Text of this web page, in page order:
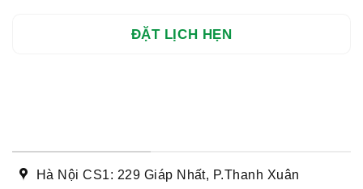
Hà Nội CS1: 229 Giáp Nhất, P.Thanh Xuân